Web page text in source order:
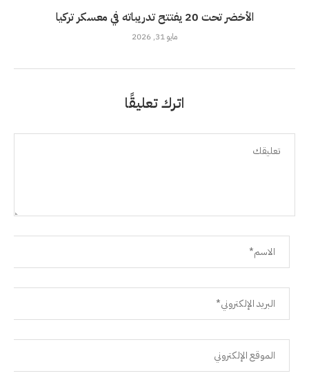
الأخضر تحت 20 يفتتح تدريباته في معسكر تركيا
مايو 31, 2026
اترك تعليقًا